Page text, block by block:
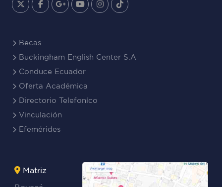
Becas
Buckingham English Center S.A
Conduce Ecuador
Oferta Académica
Directorio Telefoníco
Vinculación
Efemérides
Matriz